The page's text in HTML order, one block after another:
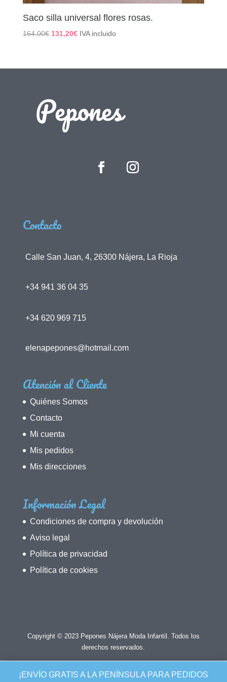
¡ENVÍO GRATIS A LA PENÍNSULA PARA PEDIDOS
Saco silla universal flores rosas.
164,00€ El
era:
131,20€El
es:
IVA incluido
Contacto
Calle San Juan, 4, 26300 Nájera, La Rioja
+34 941 36 04 35
+34 620 969 715
elenapepones@hotmail.com
Atención al Cliente
Quiénes Somos
Contacto
Mi cuenta
Mis pedidos
Mis direcciones
Información Legal
Condiciones de compra y devolución
Aviso legal
Política de privacidad
Política de cookies
Copyright © 2023 Pepones Nájera Moda Infantil. Todos los
derechos reservados.